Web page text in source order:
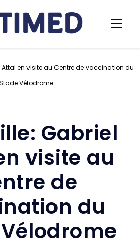
Attal en visite au Centre de vaccination du
Vélodrome
Gabriel
visite au
de
du